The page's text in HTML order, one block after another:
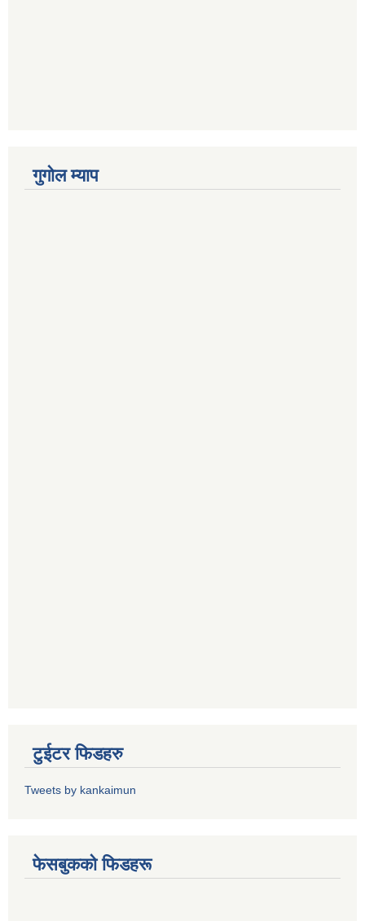
गुगोल म्याप
टुईटर फिडहरु
Tweets by kankaimun
फेसबुकको फिडहरू